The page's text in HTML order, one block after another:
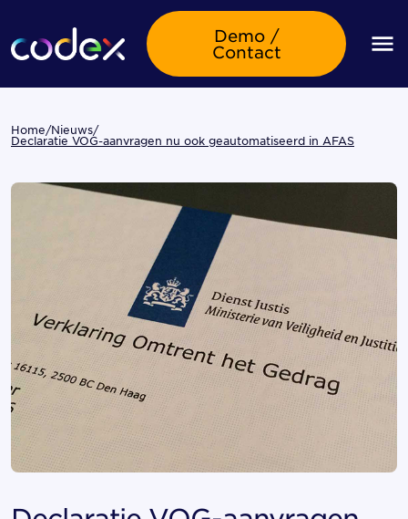
Demo /
Contact
Home/Nieuws/
Declaratie VOG-aanvragen nu ook geautomatiseerd in AFAS